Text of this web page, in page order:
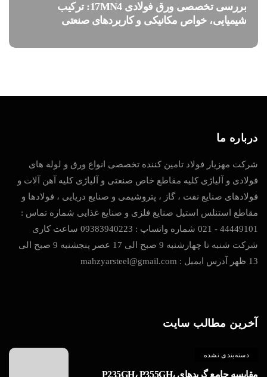
بررسی تخصصی ورق فولادی 17MN4: ترکیب
شیمیایی، خواص مکانیکی و کاربردهای صنعتی
درباره ما
شرکت مهزیار فولاد تامین کننده تخصصی انواع ورق و لوله های
فولادی و آلیاژی کلیه مقاطع خاص صنعتی و آلیاژی کلیه آهن آلات و
فولادهای صنایع نفت ، گاز ، پتروشیمی و صنایع دریایی ، فولادها و
مقاطع استنلس استیل صنایع فلزی و صنایع غذایی شماره تماس :
44449101 - 021 شماره واتساپ : 09383940223 ساعت کاری
شرکت شنبه تا چهارشنبه 9 صبح الی 17 عصر پنجشنبه 9 صبح الی
13 ظهر آدرس ایمیل : mahzyarsteel@gmail.com
آخرین مطالب سایت
دسته‌بندی نشده
مقایسه جامع گریدهای P235GH، P355GH،